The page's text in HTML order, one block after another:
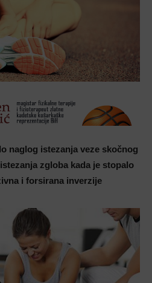
naglog istezanja veze skočnog
zgloba kada je stopalo
i forsirana inverzije